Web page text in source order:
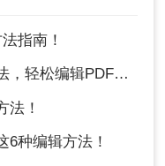
指南！
松编辑PDF文件！
法！
6种编辑方法！